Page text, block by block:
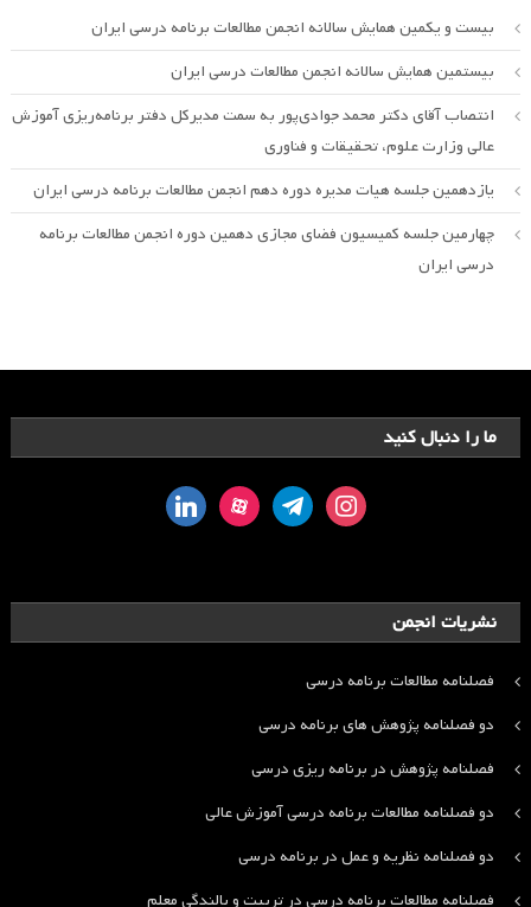
بیست و یکمین همایش سالانه انجمن مطالعات برنامه درسی ایران
بیستمین همایش سالانه انجمن مطالعات درسی ایران
انتصاب آقای دکتر محمد جوادی‌پور به سمت مدیرکل دفتر برنامه‌ریزی آموزش
عالی وزارت علوم، تحقیقات و فناوری
یازدهمین جلسه هیات مدیره دوره دهم انجمن مطالعات برنامه درسی ایران
چهارمین جلسه کمیسیون فضای مجازی دهمین دوره انجمن مطالعات برنامه
درسی ایران
ما را دنبال کنید
instagram
telegram
aparat
linkedin
نشریات انجمن
فصلنامه مطالعات برنامه درسی
دو فصلنامه پژوهش های برنامه درسی
فصلنامه پژوهش در برنامه ریزی درسی
دو فصلنامه مطالعات برنامه درسی آموزش عالی
دو فصلنامه نظریه و عمل در برنامه درسی
فصلنامه مطالعات برنامه درسی در تربیت و بالندگی معلم